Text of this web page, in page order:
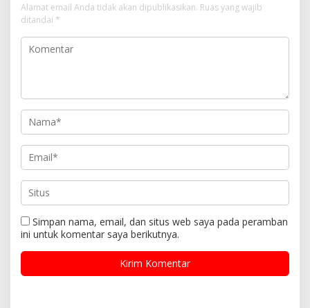
Alamat email Anda tidak akan dipublikasikan. Ruas yang wajib
ditandai *
Simpan nama, email, dan situs web saya pada peramban
ini untuk komentar saya berikutnya.